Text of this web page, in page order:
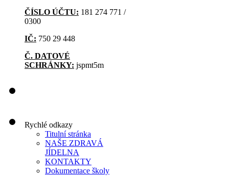
ČÍSLO ÚČTU: 181 274 771 /
0300
IČ: 750 29 448
Č. DATOVÉ
SCHRÁNKY: jspmt5m
Rychlé odkazy
Titulní stránka
NAŠE ZDRAVÁ
JÍDELNA
KONTAKTY
Dokumentace školy